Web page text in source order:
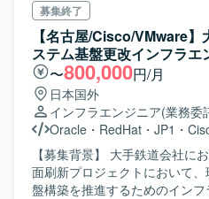
担当いただきます。 ・基盤要
をテストベッド環境へ移行し
行できるようにするための基
す。 ・Kubernetes上で各種ミ
基盤などの構築および設定作業
に構築済みのシステムを用いた
びアプリ側の技術的な支援や改
す。 ・アプリ要員として、
するPythonアプリケーション
いただきます。 ・実証結果や
ントとしてナレッジ化していただきます
募集終了
【名古屋/Cisco/VMware
ステム基盤更改インフラエ
〜800,000円/月
日本国外
インフラエンジニア(業務委
Oracle ・ RedHat ・ JP1 ・
【募集背景】 大手鉄道会社に
面刷新プロジェクトにおいて
盤構築を推進するためのイン